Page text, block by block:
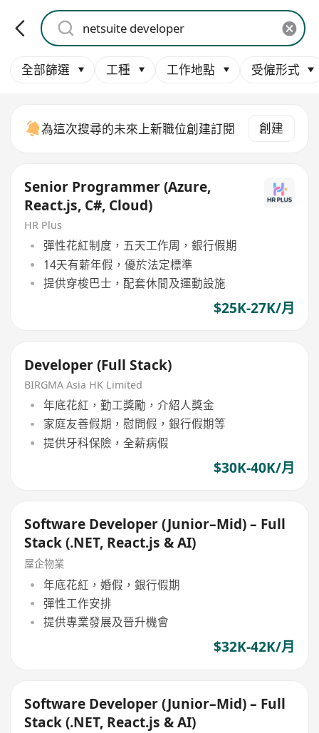
全部篩選 工種 工作地點 受僱形式
為這次搜尋的未來上新職位創建訂閱 創建
Senior Programmer (Azure,
React.js, C#, Cloud)
HR Plus
彈性花紅制度，五天工作周，銀行假期
14天有薪年假，優於法定標準
提供穿梭巴士，配套休閒及運動設施
$25K-27K/月
Developer (Full Stack)
BIRGMA Asia HK Limited
年底花紅，勤工獎勵，介紹人獎金
家庭友善假期，慰問假，銀行假期等
提供牙科保險，全薪病假
$30K-40K/月
Software Developer (Junior–Mid) – Full
Stack (.NET, React.js & AI)
屋企物業
年底花紅，婚假，銀行假期
彈性工作安排
提供專業發展及晉升機會
$32K-42K/月
Software Developer (Junior–Mid) – Full
Stack (.NET, React.js & AI)